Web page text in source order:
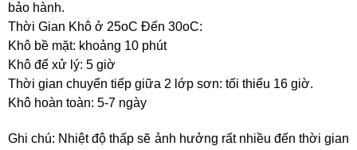
bảo hành.
Thời Gian Khô ở 25oC Đến 30oC:
Khô bề mặt: khoảng 10 phút
Khô để xử lý: 5 giờ
Thời gian chuyển tiếp giữa 2 lớp sơn: tối thiểu 16 giờ.
Khô hoàn toàn: 5-7 ngày
Ghi chú: Nhiệt độ thấp sẽ ảnh hưởng rất nhiều đến thời gian